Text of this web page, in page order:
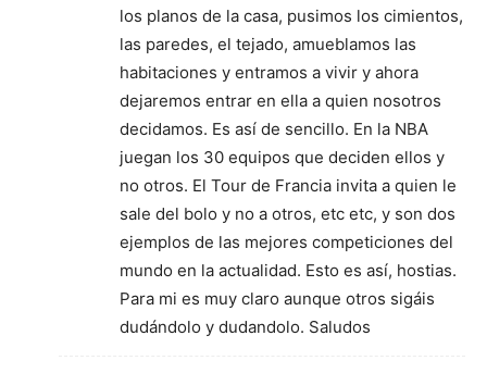
los planos de la casa, pusimos los cimientos,
las paredes, el tejado, amueblamos las
habitaciones y entramos a vivir y ahora
dejaremos entrar en ella a quien nosotros
decidamos. Es así de sencillo. En la NBA
juegan los 30 equipos que deciden ellos y
no otros. El Tour de Francia invita a quien le
sale del bolo y no a otros, etc etc, y son dos
ejemplos de las mejores competiciones del
mundo en la actualidad. Esto es así, hostias.
Para mi es muy claro aunque otros sigáis
dudándolo y dudandolo. Saludos